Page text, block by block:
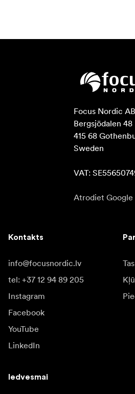
Focus Nordic AB
Bergsjödalen 48
415 68
Sweden
VAT:
Atrodiet Google
Kontakts
info@focusnordic.lv
tel: +37 12 94 89 205
Instagram
Facebook
YouTube
LinkedIn
Iedvesmai